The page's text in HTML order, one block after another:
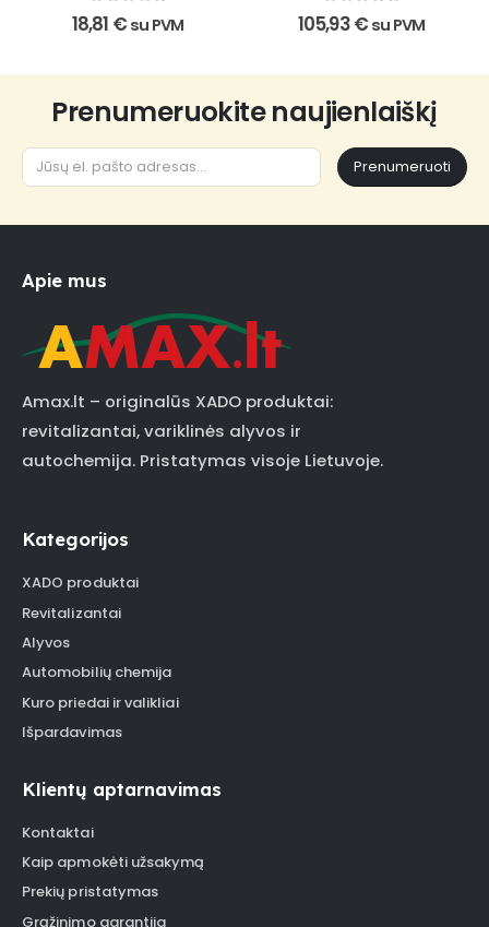
0out of 5
18,81 € su PVM 0out of 5
105,93€ su PVM
Prenumeruokite naujienlaiškį
Prenumeruoti
Apie mus
Amax.lt – originalūs XADO produktai:
revitalizantai, variklinės alyvos ir
autochemija. Pristatymas visoje Lietuvoje.
Kategorijos
XADO produktai
Revitalizantai
Alyvos
Automobilių chemija
Kuro priedai ir valikliai
Išpardavimas
Klientų aptarnavimas
Kontaktai
Kaip apmokėti užsakymą
Prekių pristatymas
Grąžinimo garantija